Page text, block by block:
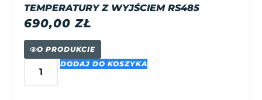
TEMPERATURY Z WYJŚCIEM RS485
690,00ZŁ
O PRODUKCIE
DODAJ DO KOSZYKA